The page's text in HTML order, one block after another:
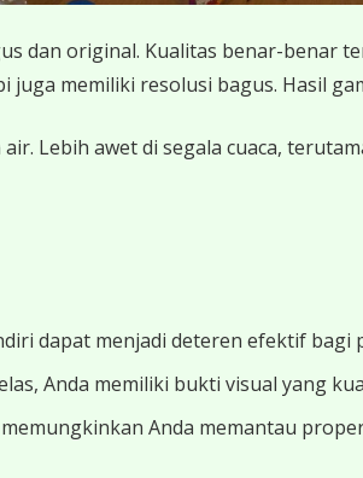
dan original. Kualitas benar-benar
memiliki resolusi bagus. Hasil
Lebih awet di segala cuaca,
dapat menjadi deteren efektif bagi
Anda memiliki bukti visual yang
memungkinkan Anda memantau